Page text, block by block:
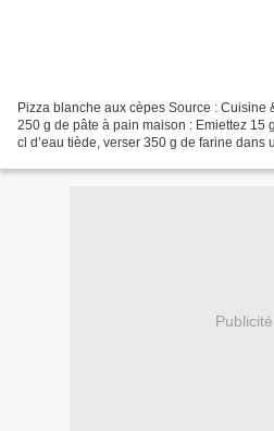
Pizza blanche aux cèpes Source : Cuisine
250 g de pâte à pain maison : Emiettez 15
cl d’eau tiède, verser 350 g de farine dans
Publicité